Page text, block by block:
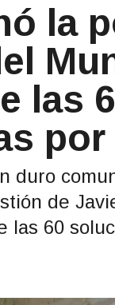
la
las
duro
de
las 60